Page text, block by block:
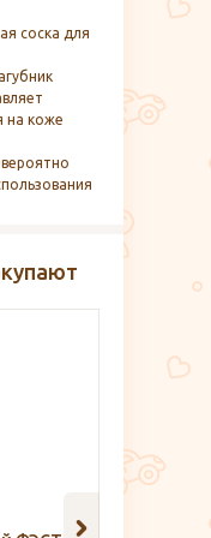
соска для
на коже